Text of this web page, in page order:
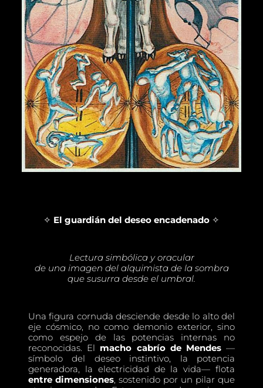
✧ El guardián del deseo encadenado ✧
Lectura simbólica y oracular
de una imagen del alquimista de la sombra
que susurra desde el umbral.
Una figura cornuda desciende desde lo alto del
eje cósmico, no como demonio exterior, sino
como espejo de las potencias internas no
reconocidas. El macho cabrío de Mendes—
símbolo del deseo instintivo, la potencia
generadora, la electricidad de la vida— flota
entre dimensiones, sostenido por un pilar que